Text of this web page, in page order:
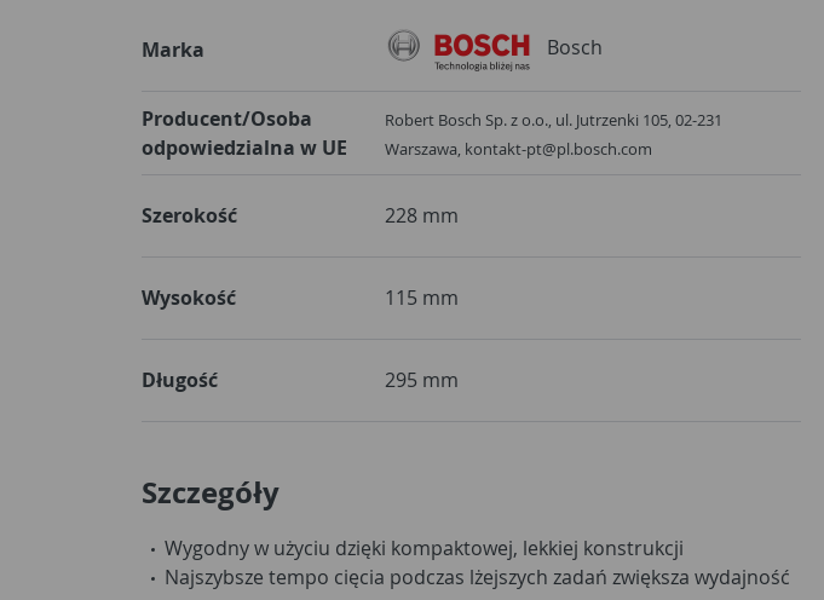
Marka Bosch
Producent/Osoba
odpowiedzialna w UE
Robert Bosch Sp. z o.o., ul. Jutrzenki 105, 02-231
Warszawa, kontakt-pt@pl.bosch.com
Szerokość 228 mm
Wysokość 115 mm
Długość 295 mm
Szczegóły
Wygodny w użyciu dzięki kompaktowej, lekkiej konstrukcji
Najszybsze tempo cięcia podczas lżejszych zadań zwiększa wydajność